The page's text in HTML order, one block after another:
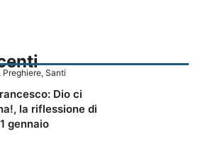
, Preghiere, Santi
Dio ci
la riflessione di
gennaio